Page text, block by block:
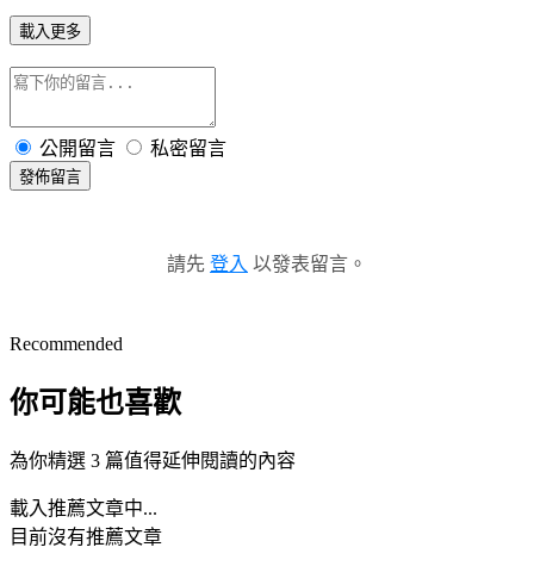
載入更多
公開留言 私密留言
發佈留言
請先 登入 以發表留言。
Recommended
你可能也喜歡
為你精選 3 篇值得延伸閱讀的內容
載入推薦文章中...
目前沒有推薦文章